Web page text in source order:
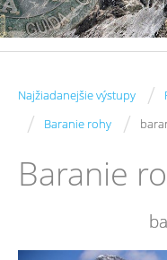
Najžiadanejšie výstupy /
/ Baranie rohy /
Baranie